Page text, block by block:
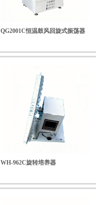
QG2001C恒温鼓风回旋式振荡器
WH-962C旋转培养器